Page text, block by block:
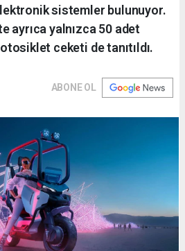
sistemler bulunuyor.
ayrıca yalnızca 50 adet
ceketi de tanıtıldı.
ABONE OL